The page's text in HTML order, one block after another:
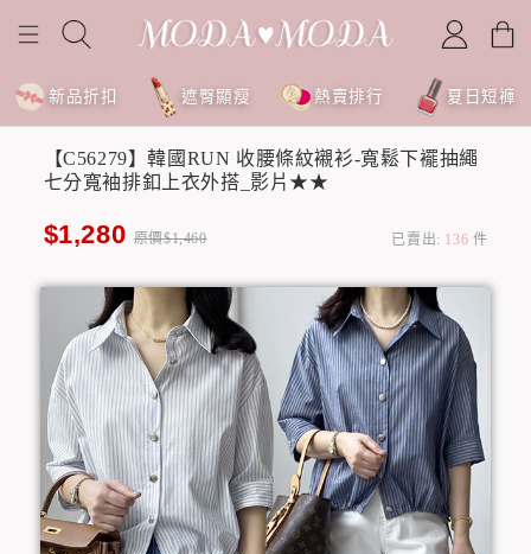
新品折扣 遮臀顯瘦 熱賣排行 夏日短褲
【C56279】韓國RUN 收腰條紋襯衫-寬鬆下襬抽繩
七分寬袖排釦上衣外搭_影片★★
$1,280 原價$1,460 已賣出: 136 件